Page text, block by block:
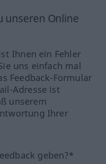
unseren Online
Ihnen ein Fehler
uns einfach mal
Feedback-Formular
Adresse ist
unserem
Ihrer
geben?*